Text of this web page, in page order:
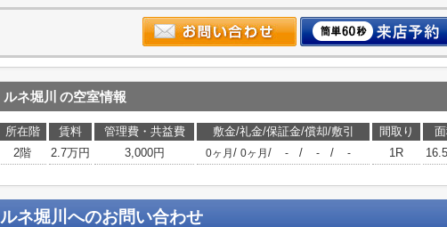
ルネ堀川 の空室情報
所在階 賃料 管理費・共益費 敷金/礼金/保証金/償却/敷引 間取り
2階
2.7万円 3,000円 0ヶ月 / 0ヶ月 / - / - / - 1R
ルネ堀川 へのお問い合わせ